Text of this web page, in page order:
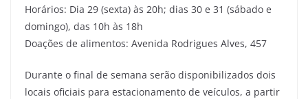
Horários: Dia 29 (sexta) às 20h; dias 30 e 31 (sábado e
domingo), das 10h às 18h
Doações de alimentos: Avenida Rodrigues Alves, 457
Durante o final de semana serão disponibilizados dois
locais oficiais para estacionamento de veículos, a partir